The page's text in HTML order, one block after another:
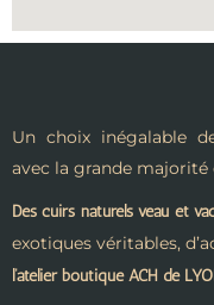
Un choix inégalable
avec la grande
Des cuirs naturels veau et
exotiques véritables,
l’atelier boutique ACH de